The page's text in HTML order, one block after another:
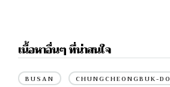
เนื้อหาอื่นๆ ที่น่าสนใจ
BUSAN CHUNGCHEONGBUK-DO